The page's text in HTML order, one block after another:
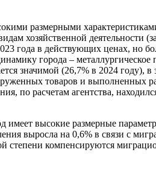
размерными
хозяйственной деятельности
года в действующих ценах, но
города – металлургическое
значимой (26,7% в 2024 году),
товаров и выполненных
по расчетам агентства,
имеет высокие размерные
выросла на 0,6% в связи с
степени компенсируются